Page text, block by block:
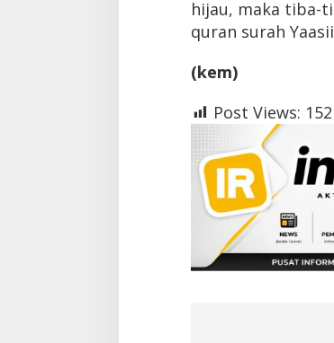
hijau, maka tiba-
quran surah
(kem)
Post Views: 152